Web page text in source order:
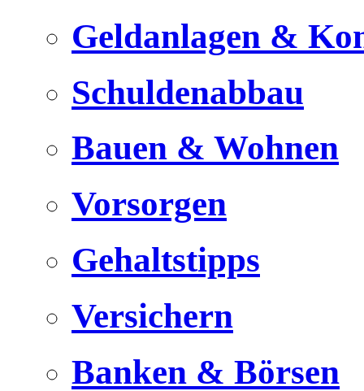
Geldanlagen &
Schuldenabbau
Bauen & Wohnen
Vorsorgen
Gehaltstipps
Versichern
Banken & Börsen